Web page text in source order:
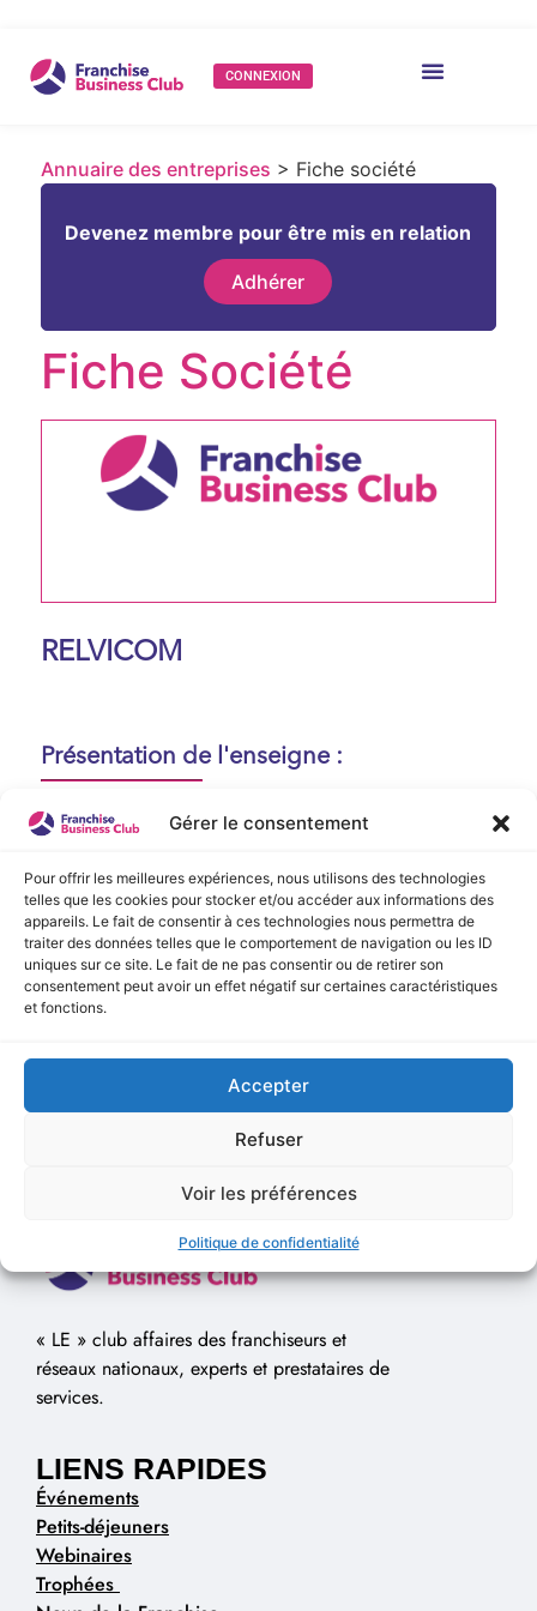
Gérer le consentement
Pour offrir les meilleures expériences, nous utilisons des technologies
telles que les cookies pour stocker et/ou accéder aux informations des
appareils. Le fait de consentir à ces technologies nous permettra de
traiter des données telles que le comportement de navigation ou les ID
uniques sur ce site. Le fait de ne pas consentir ou de retirer son
consentement peut avoir un effet négatif sur certaines caractéristiques
et fonctions.
Accepter
Refuser
Voir les préférences
Politique de confidentialité
CONNEXION
Annuaire des entreprises > Fiche société
Devenez membre pour être mis en relation
Adhérer
Fiche Société
RELVICOM
Présentation de l'enseigne :
Aucune présentation n'est disponible
actuellement !
Vidéo de Présentation
Aucune vidéo disponible.
« LE » club affaires des franchiseurs et
réseaux nationaux, experts et prestataires de
services.
LIENS RAPIDES
Événements
Petits-déjeuners
Webinaires
Trophées